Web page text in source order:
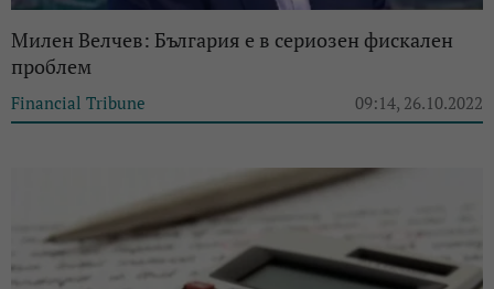
Милен Велчев: България е в сериозен фискален
проблем
Financial Tribune 09:14, 26.10.2022